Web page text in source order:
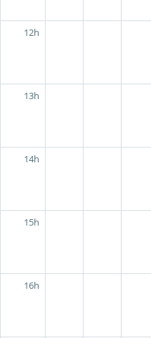
12h
13h
14h
15h
16h